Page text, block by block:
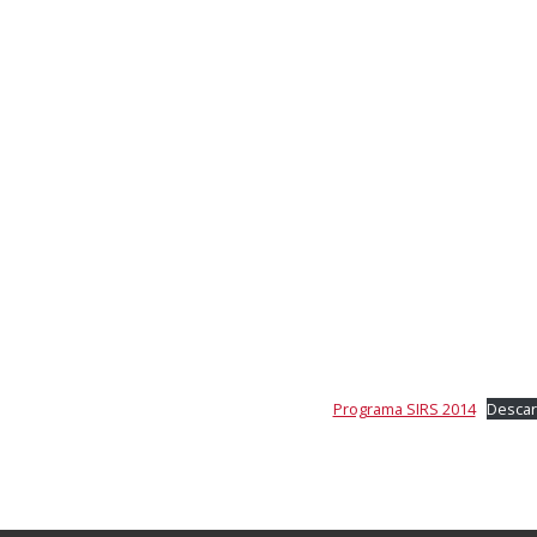
Programa SIRS 2014